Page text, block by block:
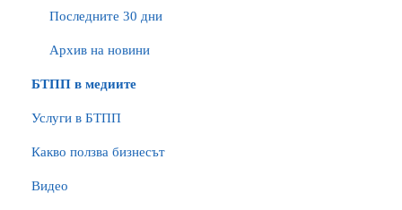
Последните 30 дни
Архив на новини
БTПП в медиите
Услуги в БТПП
Какво ползва бизнесът
Видео